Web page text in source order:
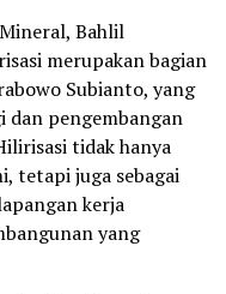
Bahlil
merupakan bagian
Subianto, yang
dan pengembangan
tidak hanya
tetapi juga sebagai
kerja
yang